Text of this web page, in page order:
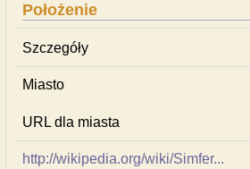
Położenie
Szczegóły
Miasto
URL dla miasta
http://wikipedia.org/wiki/Simfer...